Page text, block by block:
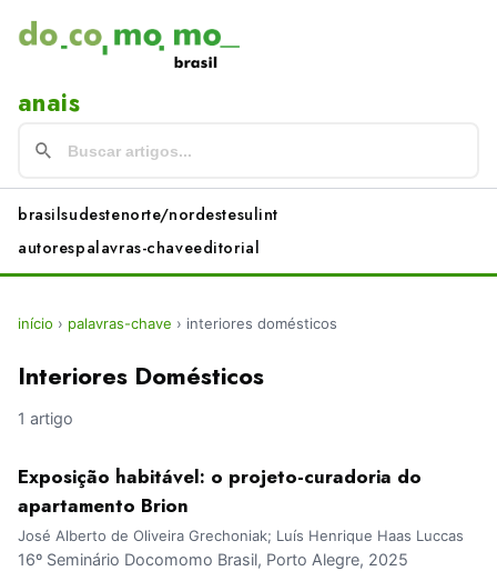
anais
brasilsudestenorte/nordestesulint
autorespalavras-chaveeditorial
início › palavras-chave › interiores domésticos
Interiores Domésticos
1 artigo
Exposição habitável: o projeto-curadoria do
apartamento Brion
José Alberto de Oliveira Grechoniak; Luís Henrique Haas Luccas
16º Seminário Docomomo Brasil, Porto Alegre, 2025